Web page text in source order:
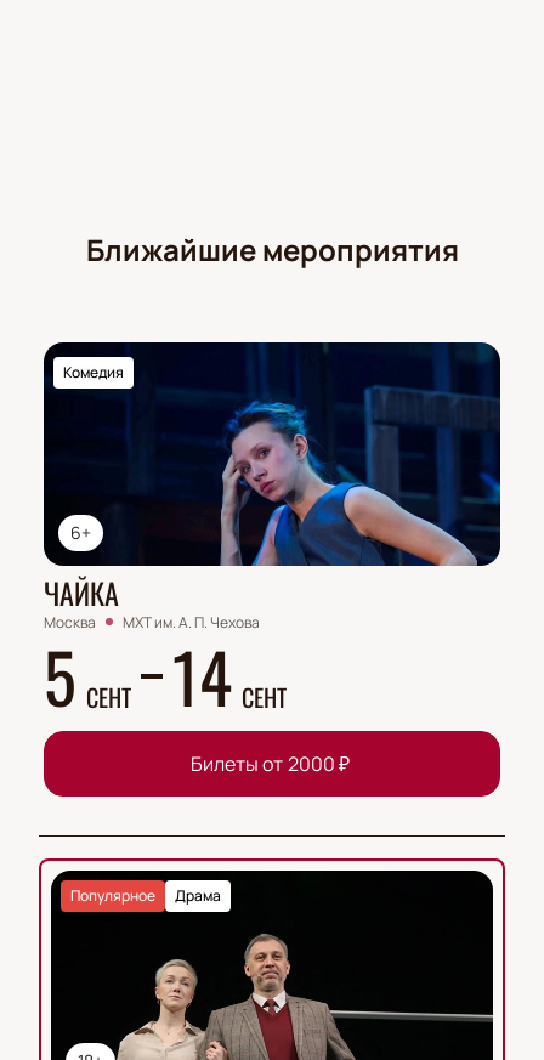
Ближайшие мероприятия
6+
Комедия
ЧАЙКА
Москва МХТ им. А. П. Чехова
5 СЕНТ 14 СЕНТ
Билеты от 2000₽
Драма
Популярное